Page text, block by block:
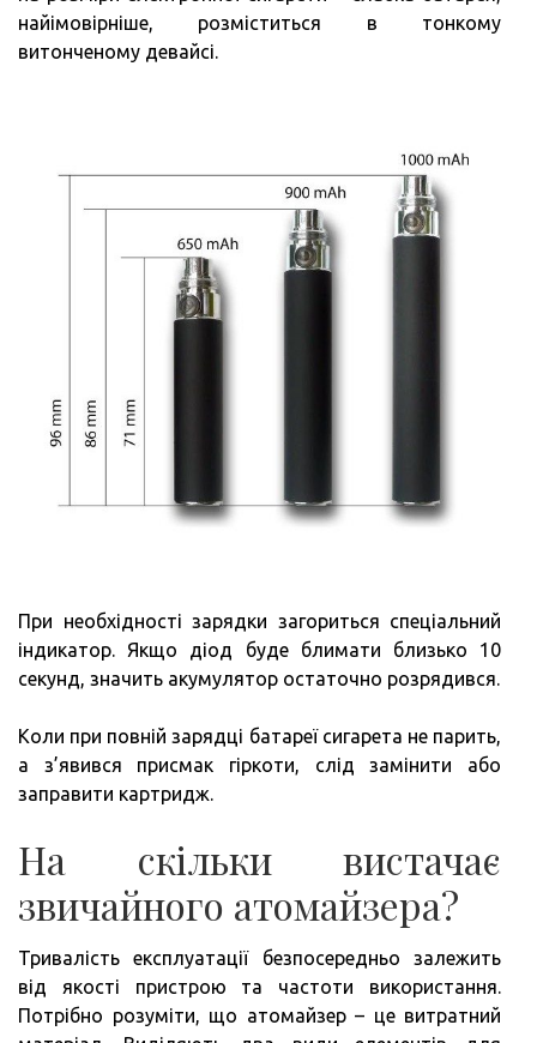
найімовірніше, розміститься в тонкому
витонченому девайсі.
При необхідності зарядки загориться спеціальний
індикатор. Якщо діод буде блимати близько 10
секунд, значить акумулятор остаточно розрядився.
Коли при повній зарядці батареї сигарета не парить,
а з’явився присмак гіркоти, слід замінити або
заправити картридж.
На скільки вистачає
звичайного атомайзера?
Тривалість експлуатації безпосередньо залежить
від якості пристрою та частоти використання.
Потрібно розуміти, що атомайзер – це витратний